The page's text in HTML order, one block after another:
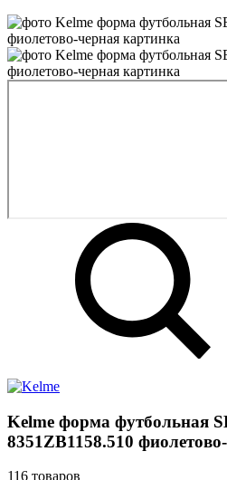
Kelme форма футбольная
8351ZB1158.510
116 товаров